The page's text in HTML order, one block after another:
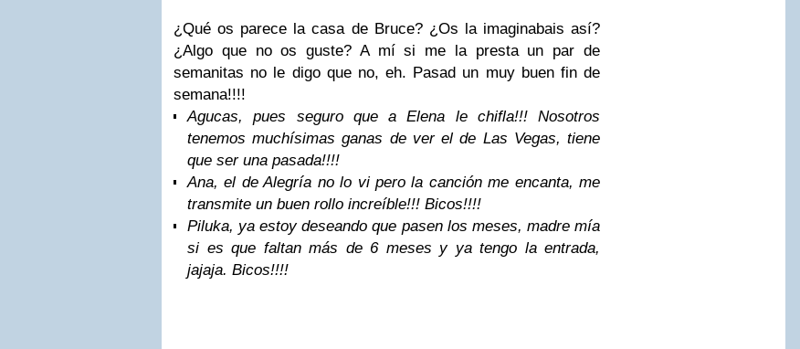
¿Qué os parece la casa de Bruce? ¿Os la imaginabais así?
¿Algo que no os guste? A mí si me la presta un par de
semanitas no le digo que no, eh. Pasad un muy buen fin de
semana!!!!
Agucas, pues seguro que a Elena le chifla!!! Nosotros
tenemos muchísimas ganas de ver el de Las Vegas, tiene
que ser una pasada!!!!
Ana, el de Alegría no lo vi pero la canción me encanta, me
transmite un buen rollo increíble!!! Bicos!!!!
Piluka, ya estoy deseando que pasen los meses, madre mía
si es que faltan más de 6 meses y ya tengo la entrada,
jajaja. Bicos!!!!